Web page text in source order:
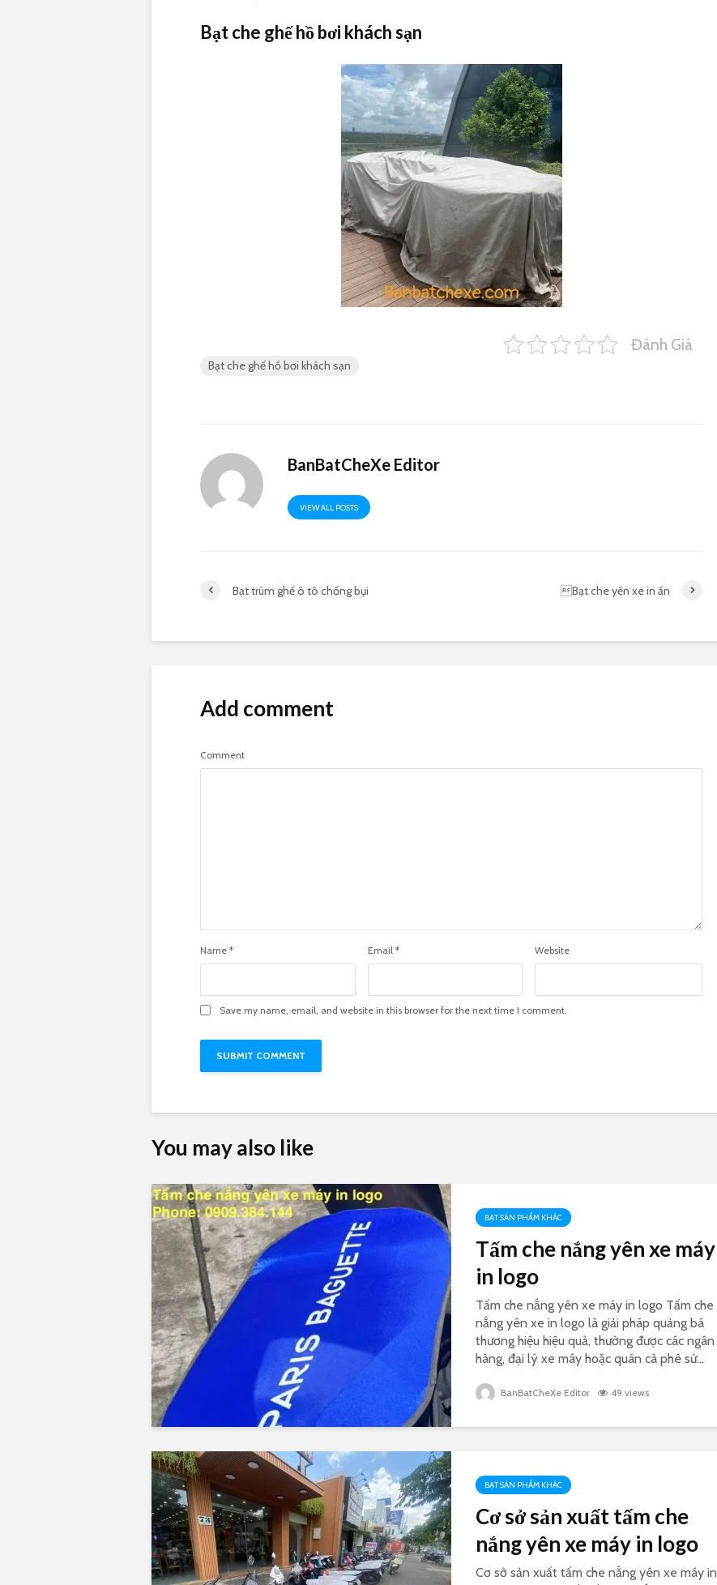
Bạt che ghế hồ bơi khách sạn
Đánh Giá
Bạt che ghế hồ bơi khách sạn
BanBatCheXe Editor
VIEW ALL POSTS
Bạt trùm ghế ô tô chống bụi Bạt che yên xe in ấn
Add comment
Comment
Name * Email * Website
Save my name, email, and website in this browser for the next time I comment.
You may also like
BẠT SẢN PHẨM KHÁC
Tấm che nắng yên xe máy
in logo
Tấm che nắng yên xe máy in logo Tấm che
nắng yên xe in logo là giải pháp quảng bá
thương hiệu hiệu quả, thường được các ngân
hàng, đại lý xe máy hoặc quán cà phê sử...
BanBatCheXe Editor 49 views
BẠT SẢN PHẨM KHÁC
Cơ sở sản xuất tấm che
nắng yên xe máy in logo
Cơ sở sản xuất tấm che nắng yên xe máy in